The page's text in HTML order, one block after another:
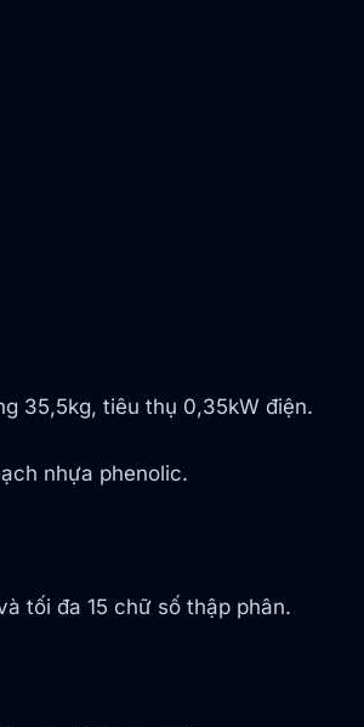
35,5kg, tiêu thụ 0,35kW điện.
nhựa phenolic.
tối đa 15 chữ số thập phân.